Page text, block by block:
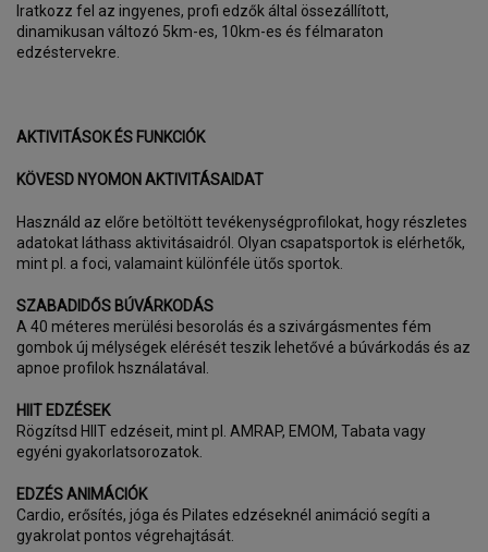
Iratkozz fel az ingyenes, profi edzők által össezállított,
dinamikusan változó 5km-es, 10km-es és félmaraton
edzéstervekre.
AKTIVITÁSOK ÉS FUNKCIÓK
KÖVESD NYOMON AKTIVITÁSAIDAT
Használd az előre betöltött tevékenységprofilokat, hogy részletes
adatokat láthass aktivitásaidról. Olyan csapatsportok is elérhetők,
mint pl. a foci, valamaint különféle ütős sportok.
SZABADIDŐS BÚVÁRKODÁS
A 40 méteres merülési besorolás és a szivárgásmentes fém
gombok új mélységek elérését teszik lehetővé a búvárkodás és az
apnoe profilok hsználatával.
HIIT EDZÉSEK
Rögzítsd HIIT edzéseit, mint pl. AMRAP, EMOM, Tabata vagy
egyéni gyakorlatsorozatok.
EDZÉS ANIMÁCIÓK
Cardio, erősítés, jóga és Pilates edzéseknél animáció segíti a
gyakrolat pontos végrehajtását.